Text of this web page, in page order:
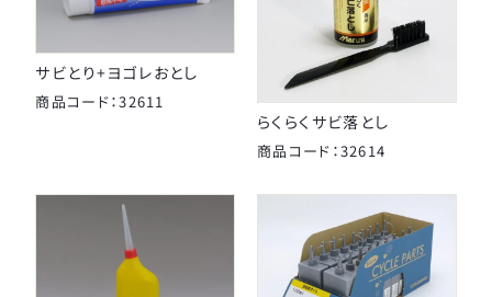
スポーツ小物
サイクルグッズ
ジョイパレット
シンコー
ニッコー
パナソニックサイクルテック
パナレーサー
サビとり+ヨゴレおとし
商品コード：32611
らくらくサビ落とし
商品コード：32614